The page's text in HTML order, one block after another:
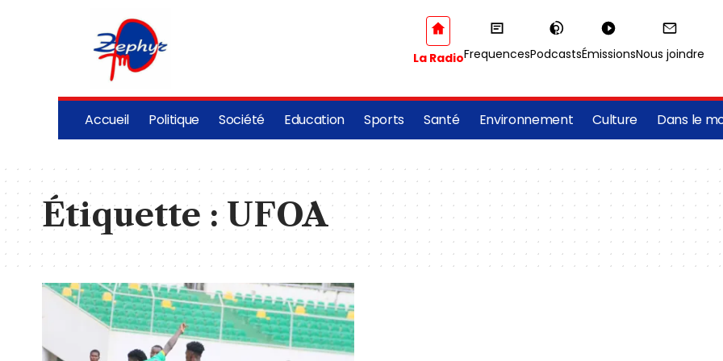
La RadioFrequencesPodcastsÉmissionsNous joindre
Accueil Politique Société Education Sports Santé Environnement Culture Dans le
Étiquette :UFOA